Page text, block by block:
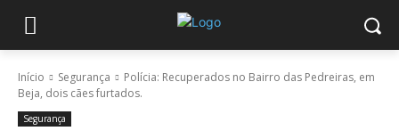
Início Segurança
Polícia: Recuperados no Bairro das Pedreiras, em
Beja, dois cães furtados.
Segurança